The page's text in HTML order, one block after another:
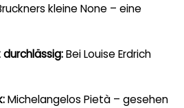
kleine None – eine
Bei Louise Erdrich
Michelangelos Pietà – gesehen